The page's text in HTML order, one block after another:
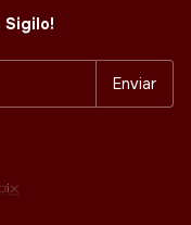
Sigilo!